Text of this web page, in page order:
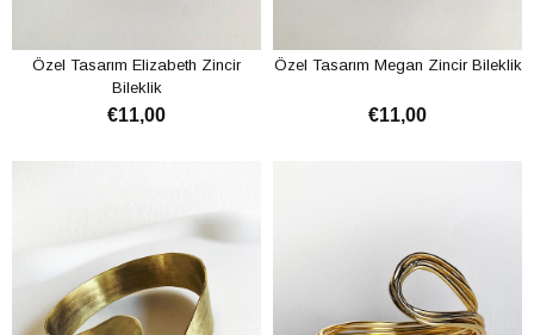
Özel Tasarım Elizabeth Zincir
Bileklik
€11,00
Özel Tasarım Megan Zincir Bileklik
€11,00